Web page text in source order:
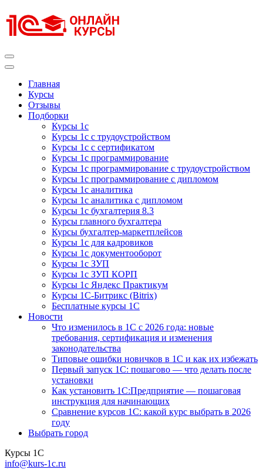
к
содержимому
Главная
Курсы
Отзывы
Подборки
Курсы 1с
Курсы 1с с трудоустройством
Курсы 1с с сертификатом
Курсы 1с программирование
Курсы 1с программирование с трудоустройством
Курсы 1с программирование с дипломом
Курсы 1с аналитика
Курсы 1с аналитика с дипломом
Курсы 1с бухгалтерия 8.3
Курсы главного бухгалтера
Курсы бухгалтер-маркетплейсов
Курсы 1с для кадровиков
Курсы 1с документооборот
Курсы 1с ЗУП
Курсы 1с ЗУП КОРП
Курсы 1с Яндекс Практикум
Курсы 1С-Битрикс (Bitrix)
Бесплатные курсы 1С
Новости
Что изменилось в 1С с 2026 года: новые
требования, сертификация и изменения
законодательства
Типовые ошибки новичков в 1С и как их избежать
Первый запуск 1С: пошагово — что делать после
установки
Как установить 1С:Предприятие — пошаговая
инструкция для начинающих
Сравнение курсов 1С: какой курс выбрать в 2026
году
Выбрать город
Курсы 1С
info@kurs-1c.ru